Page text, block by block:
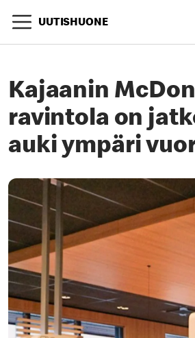
UUTISHUONE
Kajaanin
ravintola on
auki ympäri